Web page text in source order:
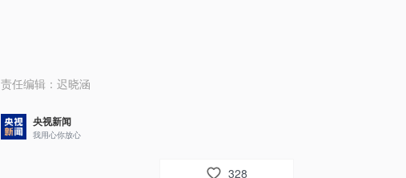
责任编辑： 迟晓涵
央视新闻
我用心你放心
328